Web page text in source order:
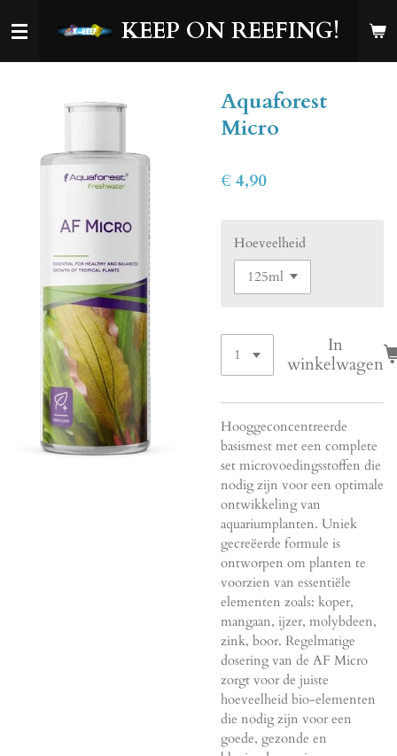
direct
KEEP ON REEFING!
Aquaforest
Micro
€ 4,90
Hoeveelheid
In
winkelwagen
Hooggeconcentreerde
basismest met een complete
set microvoedingsstoffen die
nodig zijn voor een optimale
ontwikkeling van
aquariumplanten. Uniek
gecreëerde formule is
ontworpen om planten te
voorzien van essentiële
elementen zoals: koper,
mangaan, ijzer, molybdeen,
zink, boor. Regelmatige
dosering van de AF Micro
zorgt voor de juiste
hoeveelheid bio-elementen
die nodig zijn voor een
goede, gezonde en